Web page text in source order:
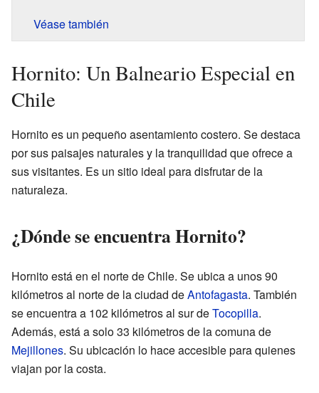
Véase también
Hornito: Un Balneario Especial en
Chile
Hornito es un pequeño asentamiento costero. Se destaca
por sus paisajes naturales y la tranquilidad que ofrece a
sus visitantes. Es un sitio ideal para disfrutar de la
naturaleza.
¿Dónde se encuentra Hornito?
Hornito está en el norte de Chile. Se ubica a unos 90
kilómetros al norte de la ciudad deAntofagasta. También
se encuentra a 102 kilómetros al sur deTocopilla.
Además, está a solo 33 kilómetros de la comuna de
Mejillones. Su ubicación lo hace accesible para quienes
viajan por la costa.